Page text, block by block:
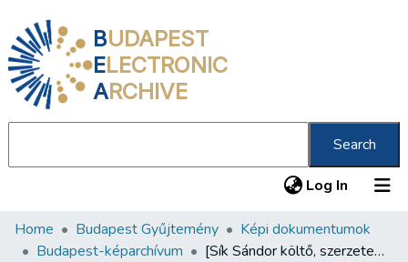
BUDAPEST
ELECTRONIC
ARCHIVE
Search
Log In (current)
Communities & Collections
Home Budapest Gyűjtemény
Képi dokumentumok
Budapest-képarchívum
[Sík Sándor költő, szerzetes, egyetemi tanár]